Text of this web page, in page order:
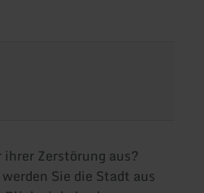
Zerstörung aus?
Sie die Stadt aus